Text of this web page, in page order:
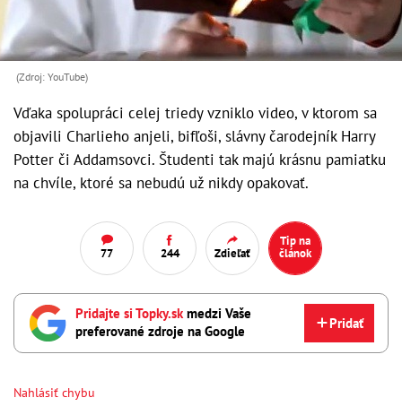
(Zdroj: YouTube)
Vďaka spolupráci celej triedy vzniklo video, v ktorom sa
objavili Charlieho anjeli, bifľoši, slávny čarodejník Harry
Potter či Addamsovci. Študenti tak majú krásnu pamiatku
na chvíle, ktoré sa nebudú už nikdy opakovať.
77 244 Zdieľať
Tip na
článok
Pridajte si Topky.skmedzi Vaše
preferované zdroje na Google
Pridať
Nahlásiť chybu